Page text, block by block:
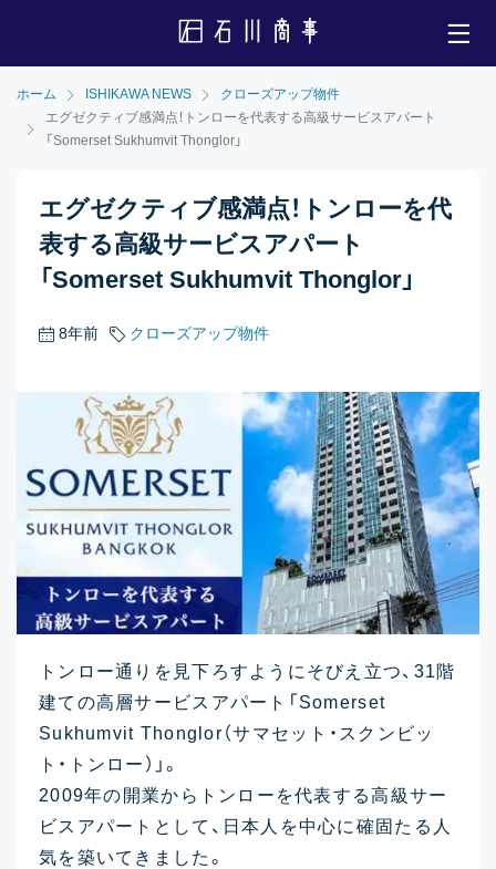
ホーム ISHIKAWA NEWS
クローズアップ物件
エグゼクティブ感満点！トンローを代表する高級サービスアパート
「Somerset Sukhumvit Thonglor」
エグゼクティブ感満点！トンローを代
表する高級サービスアパート
「Somerset Sukhumvit Thonglor」
8年前 クローズアップ物件
トンロー通りを見下ろすようにそびえ立つ、31階
建ての高層サービスアパート「Somerset
Sukhumvit Thonglor（サマセット・スクンビッ
ト・トンロー）」。
2009年の開業からトンローを代表する高級サー
ビスアパートとして、日本人を中心に確固たる人
気を築いてきました。